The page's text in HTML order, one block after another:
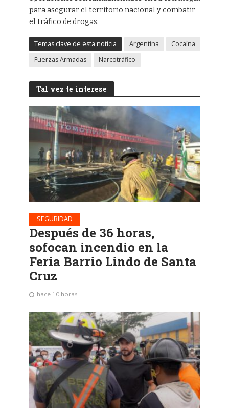
para asegurar el territorio nacional y combatir
el tráfico de drogas.
Temas clave de esta noticia Argentina
Cocaína
Fuerzas Armadas
Narcotráfico
Tal vez te interese
SEGURIDAD
Después de 36 horas,
sofocan incendio en la
Feria Barrio Lindo de Santa
Cruz
hace 10 horas